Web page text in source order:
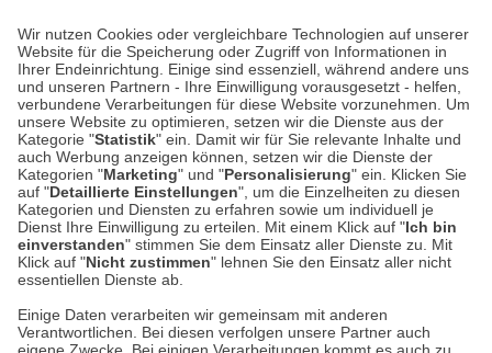
Wir nutzen Cookies oder vergleichbare Technologien auf unserer
Website für die Speicherung oder Zugriff von Informationen in
Ihrer Endeinrichtung. Einige sind essenziell, während andere uns
und unseren Partnern - Ihre Einwilligung vorausgesetzt - helfen,
verbundene Verarbeitungen für diese Website vorzunehmen. Um
unsere Website zu optimieren, setzen wir die Dienste aus der
Kategorie "Statistik" ein. Damit wir für Sie relevante Inhalte und
auch Werbung anzeigen können, setzen wir die Dienste der
Kategorien "Marketing" und "Personalisierung" ein. Klicken Sie
auf "Detaillierte Einstellungen", um die Einzelheiten zu diesen
Kategorien und Diensten zu erfahren sowie um individuell je
Dienst Ihre Einwilligung zu erteilen. Mit einem Klick auf "Ich bin
einverstanden" stimmen Sie dem Einsatz aller Dienste zu. Mit
Klick auf "Nicht zustimmen" lehnen Sie den Einsatz aller nicht
essentiellen Dienste ab.
Einige Daten verarbeiten wir gemeinsam mit anderen
Verantwortlichen. Bei diesen verfolgen unsere Partner auch
Unser Geschäft in Meckenheim
Auf dem Steinbüchel 6
53340 Meckenheim
Montag bis Samstag 9:00 Uhr bis 18:00 Uhr
weitere Information
Hier finden Sie uns im Netz